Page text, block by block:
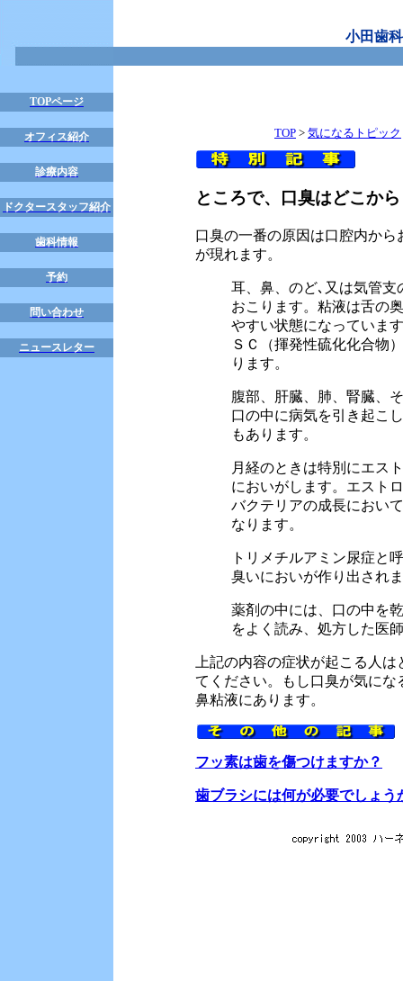
小田歯
TOPページ
オフィス紹介
診療内容
ドクタースタッフ紹介
歯科情報
予約
問い合わせ
ニュースレター
TOP > 気になるトピック
ところで、口臭はどこか
口臭の一番の原因は口腔内か
が現れます。
耳、鼻、のど､又は気管
おこります。粘液は舌の
やすい状態になっていま
ＳＣ（揮発性硫化化合物
ります。
腹部、肝臓、肺、腎臓、
口の中に病気を引き起こ
もあります。
月経のときは特別にエス
においがします。エスト
バクテリアの成長におい
なります。
トリメチルアミン尿症と
臭いにおいが作り出され
薬剤の中には、口の中を
をよく読み、処方した医
上記の内容の症状が起こる人
てください。もし口臭が気に
鼻粘液にあります。
フッ素は歯を傷つけますか？
歯ブラシには何が必要でしょう